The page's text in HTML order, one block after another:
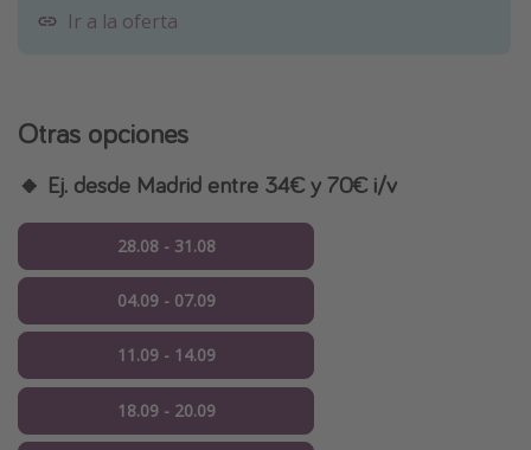
Ir a la oferta
Otras opciones
🔸 Ej. desde Madrid entre 34€ y 70€ i/v
28.08 - 31.08
04.09 - 07.09
11.09 - 14.09
18.09 - 20.09